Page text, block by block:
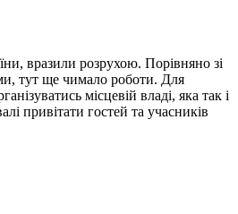
вразили розрухою. Порівняно зі
тут ще чимало роботи. Для
місцевій владі, яка так і
привітати гостей та учасників